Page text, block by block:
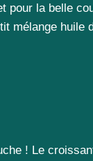
pour la belle
mélange huile
! Le